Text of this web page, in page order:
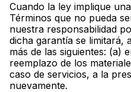
Cuando la ley implique
Términos que no pueda
nuestra responsabilidad
dicha garantía se limitará,
más de las siguientes: (a)
reemplazo de los
caso de servicios, a la
nuevamente.